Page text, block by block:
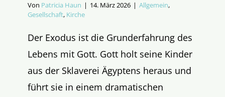
Von Patricia Haun | 14. März 2026 | Allgemein,
Gesellschaft, Kirche
Der Exodus ist die Grunderfahrung des
Lebens mit Gott. Gott holt seine Kinder
aus der Sklaverei Ägyptens heraus und
führt sie in einem dramatischen